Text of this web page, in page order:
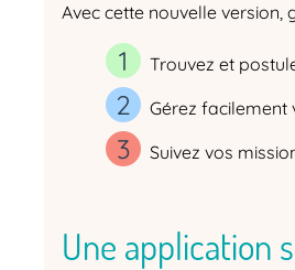
Avec cette nouvelle version,
Trouvez et
Gérez facilement
Suivez vos
Une application